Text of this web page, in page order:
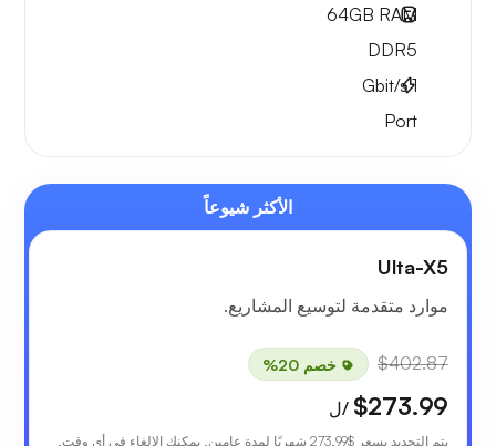
64GB RAM
DDR5
1
Gbit/s
Port
الأكثر شيوعاً
Ulta-X5
موارد متقدمة لتوسيع المشاريع.
$402.87 خصم 20%
$273.99 /ل
يتم التجديد بسعر $273.99 شهريًا لمدة عامين. يمكنك الإلغاء في أي وقت.